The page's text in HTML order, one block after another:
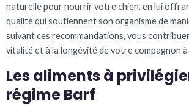
naturelle pour nourrir votre chien, en lui
qualité qui soutiennent son organisme de
suivant ces recommandations, vous
vitalité et à la longévité de votre compagnon
Les aliments à
régime Barf